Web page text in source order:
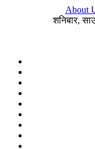
About
शनिबार,